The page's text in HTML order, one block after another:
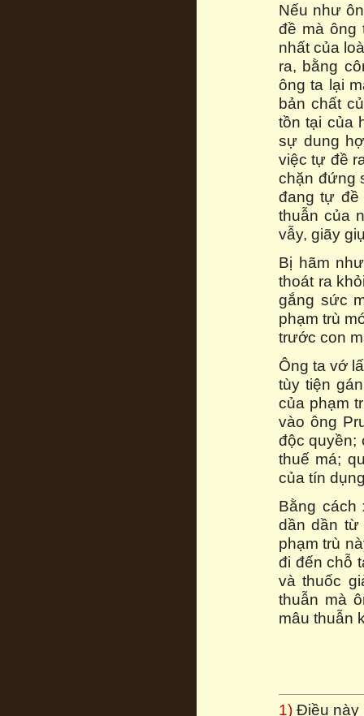
Nếu như
đề mà ông
nhất của
ra, bằng
ông ta lại
bản chất
tồn tại của
sự dung
việc tự đề
chặn đứng
đang tự đề
thuẫn của
vẫy, giãy
Bị hãm
thoát ra
gắng sức
phạm trù
trước con
Ông ta vớ
tùy tiện
của phạm
vào ông
độc quyền;
thuế má;
của tín
Bằng cách
dần dần từ
phạm trù
đi đến chỗ
và thuốc
thuẫn mà
mâu thuẫn
1) Điều này